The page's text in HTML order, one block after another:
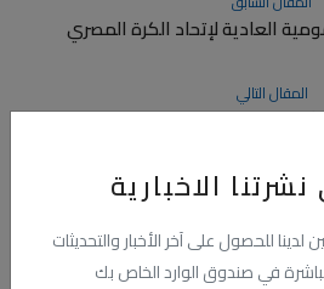
الاخبارية
للحصول على آخر الأخبار والتحديثات
في صندوق الوارد الخاص بك
العادية لإتحاد الكرة المصري
المقال التالي
ببطولة العرب يغادر إلى قطر